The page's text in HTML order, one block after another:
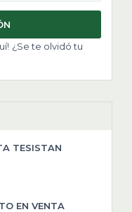
¿Se te olvidó tu
TESISTAN
EN VENTA